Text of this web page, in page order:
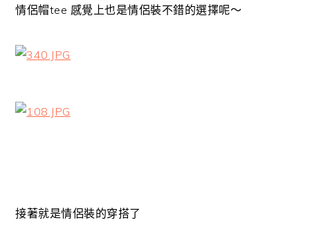
情侶帽tee 感覺上也是情侶裝不錯的選擇呢～
接著就是情侶裝的穿搭了